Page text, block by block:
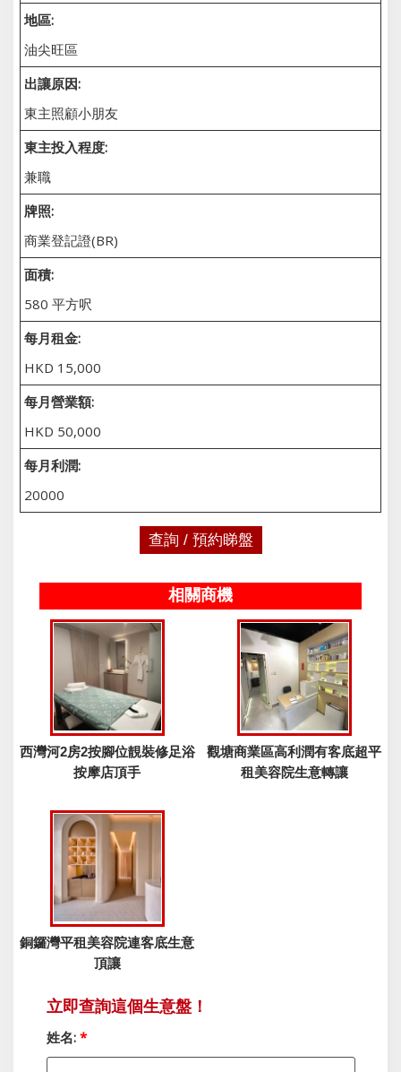
地區:
油尖旺區
出讓原因:
東主照顧小朋友
東主投入程度:
兼職
牌照:
商業登記證(BR)
面積:
580 平方呎
每月租金:
HKD 15,000
每月營業額:
HKD 50,000
每月利潤:
20000
查詢 / 預約睇盤
相關商機
西灣河2房2按腳位靚裝修足浴
按摩店頂手
觀塘商業區高利潤有客底超平
租美容院生意轉讓
銅鑼灣平租美容院連客底生意
頂讓
立即查詢這個生意盤！
姓名: *